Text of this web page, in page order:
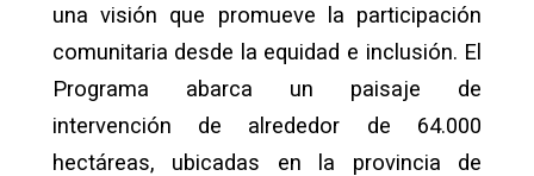
una visión que promueve la participación
comunitaria desde la equidad e inclusión. El
Programa abarca un paisaje de
intervención de alrededor de 64.000
hectáreas, ubicadas en la provincia de